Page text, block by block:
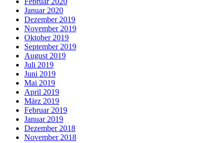
Januar 2020
Dezember 2019
November 2019
Oktober 2019
September 2019
August 2019
Juli 2019
Juni 2019
Mai 2019
April 2019
März 2019
Februar 2019
Januar 2019
Dezember 2018
November 2018